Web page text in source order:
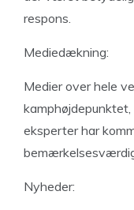
respons.
Mediedækning:
Medier over hele
eksperter har
Nyheder: